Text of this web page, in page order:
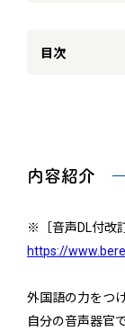
目次
内容紹介
※［音声DL付改
https://
外国語の力をつ
自分の音声器官